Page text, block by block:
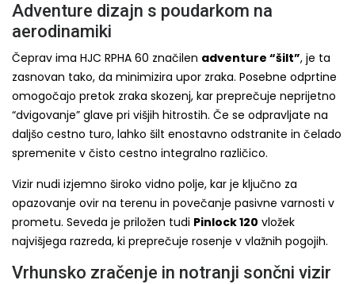
Adventure dizajn s poudarkom na
aerodinamiki
Čeprav ima HJC RPHA 60 značilen adventure “šilt”, je ta
zasnovan tako, da minimizira upor zraka. Posebne odprtine
omogočajo pretok zraka skozenj, kar preprečuje neprijetno
“dvigovanje” glave pri višjih hitrostih. Če se odpravljate na
daljšo cestno turo, lahko šilt enostavno odstranite in čelado
spremenite v čisto cestno integralno različico.
Vizir nudi izjemno široko vidno polje, kar je ključno za
opazovanje ovir na terenu in povečanje pasivne varnosti v
prometu. Seveda je priložen tudi Pinlock 120 vložek
najvišjega razreda, ki preprečuje rosenje v vlažnih pogojih.
Vrhunsko zračenje in notranji sončni vizir